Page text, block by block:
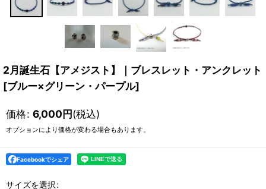
2月誕生石【アメジスト】｜ブレスレット・アンクレット
[ブルー×グリーン・パープル]
価格: 6,000円(税込)
オプションにより価格が変わる場合もあります。
Facebookでシェア
サイズを選択: